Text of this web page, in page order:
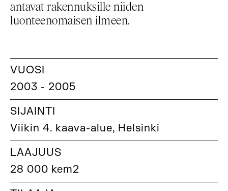
antavat rakennuksille niiden
luonteenomaisen ilmeen.
VUOSI
2003 - 2005
SIJAINTI
Viikin 4. kaava-alue, Helsinki
LAAJUUS
28 000 kem2